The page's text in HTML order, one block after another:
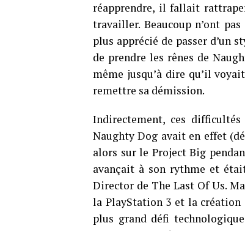
réapprendre, il fallait
travailler. Beaucoup n’ont
plus apprécié de passer d’un
de prendre les rênes de
même jusqu’à dire qu’il
remettre sa démission.
Indirectement, ces
Naughty Dog avait en effet
alors sur le Project Big
avançait à son rythme et
Director de The Last Of Us.
la PlayStation 3 et la création
plus grand défi